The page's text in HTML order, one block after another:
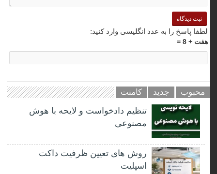
لطفا پاسخ را به عدد انگلیسی وارد کنید:
هفت + 8 =
محبوب جدید کامنت
تنظیم دادخواست و لایحه با هوش
مصنوعی
روش های تعیین ظرفیت داکت
اسپلیت